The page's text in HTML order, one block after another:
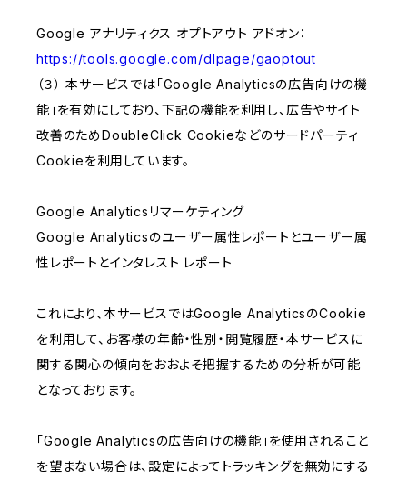
Google アナリティクス オプトアウト アドオン：
https://tools.google.com/dlpage/gaoptout
（３） 本サービスでは「Google Analyticsの広告向けの機
能」を有効にしており、下記の機能を利用し、広告やサイト
改善のためDoubleClick Cookieなどのサードパーティ
Cookieを利用しています。
Google Analyticsリマーケティング
Google Analyticsのユーザー属性レポートとユーザー属
性レポートとインタレスト レポート
これにより、本サービスではGoogle AnalyticsのCookie
を利用して、お客様の年齢・性別・閲覧履歴・本サービスに
関する関心の傾向をおおよそ把握するための分析が可能
となっております。
「Google Analyticsの広告向けの機能」を使用されること
を望まない場合は、設定によってトラッキングを無効にする